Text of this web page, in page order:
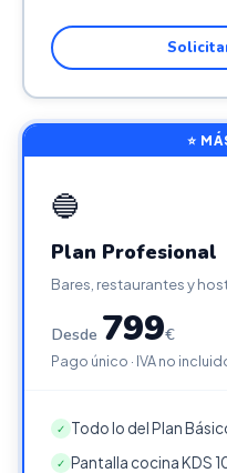
⭐
🔵
Plan Profesional
Bares, restaurantes y
Desde 799€
Pago único · IVA no
✓ Todo lo del Plan
✓ Pantalla cocina KDS